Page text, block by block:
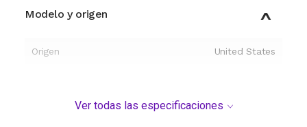
Modelo y origen
Origen United States
Ver todas las especificaciones